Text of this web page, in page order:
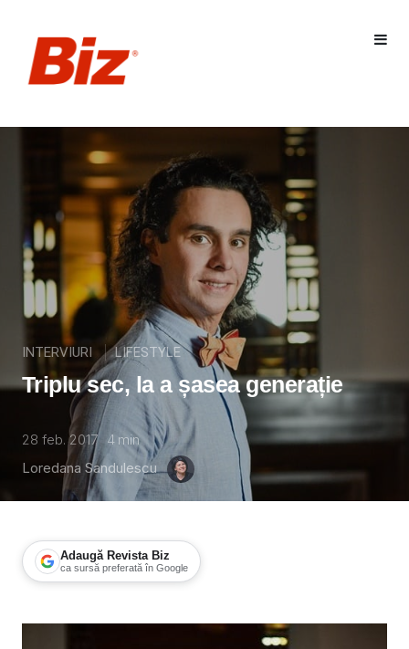
INTERVIURI LIFESTYLE
Triplu sec, la a șasea generație
28 feb. 2017 4 min
Loredana Sandulescu
Adaugă Revista Biz
ca sursă preferată în Google
Triplu sec, la a șasea generație